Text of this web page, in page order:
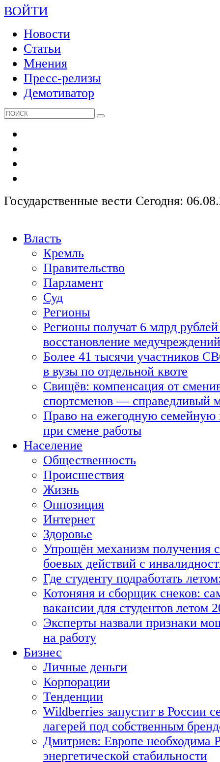
ВОЙТИ
Новости
Статьи
Мнения
Пресс-релизы
Демотиватор
Государственные вести Сегодня:
Власть
Кремль
Правительство
Парламент
Суд
Регионы
Регионы получат 6 млрд рублей
восстановление медучреждений
Более 41 тысячи участников
в вузы по отдельной квоте
Свищёв: компенсация от
спортсменов — справедливый
Право на ежегодную семейную
при смене работы
Население
Общественность
Происшествия
Жизнь
Оппозиция
Интернет
Здоровье
Упрощён механизм получения
боевых действий с
Где студенту подработать
Котоняня и сборщик снеков:
вакансии для студентов летом
Эксперты назвали признаки
на работу
Бизнес
Личные деньги
Корпорации
Тенденции
Wildberries запустит в России
лагерей под собственным
Дмитриев: Европе необходима
энергетической стабильности